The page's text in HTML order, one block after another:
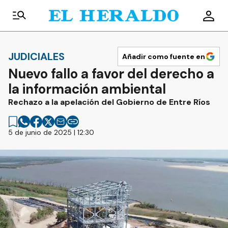
JUDICIALES Añadir como fuente en
Nuevo fallo a favor del derecho a
la información ambiental
Rechazo a la apelación del Gobierno de Entre Ríos
5 de junio de 2025 | 12:30